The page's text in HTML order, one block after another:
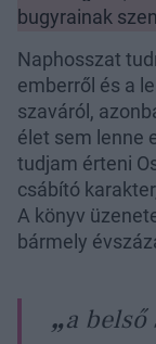
bugyrainak
Naphosszat
emberről és a
szaváról,
élet sem lenne
tudjam érteni
csábító
A könyv
bármely
a belső